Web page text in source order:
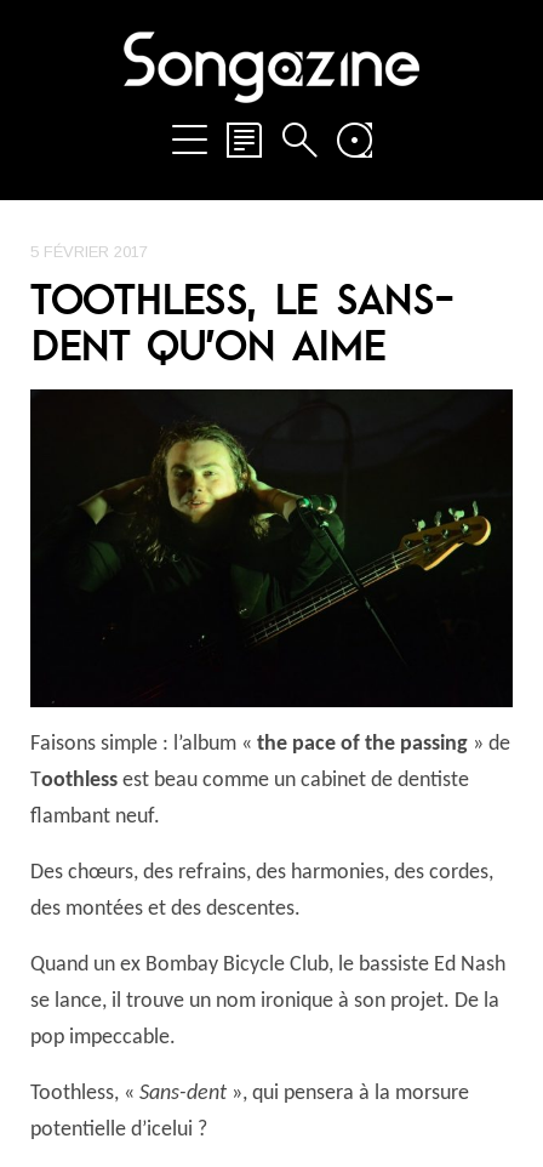
5 FÉVRIER 2017
TOOTHLESS, LE SANS-
DENT QU’ON AIME
Faisons simple : l’album « the pace of the passing » de
Toothless est beau comme un cabinet de dentiste
flambant neuf.
Des chœurs, des refrains, des harmonies, des cordes,
des montées et des descentes.
Quand un ex Bombay Bicycle Club, le bassiste Ed Nash
se lance, il trouve un nom ironique à son projet. De la
pop impeccable.
Toothless, « Sans-dent », qui pensera à la morsure
potentielle d’icelui ?